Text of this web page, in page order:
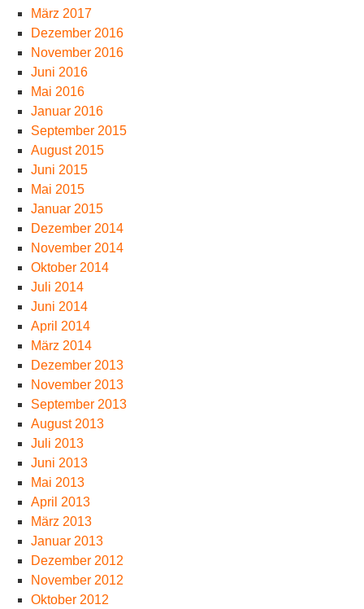
März 2017
Dezember 2016
November 2016
Juni 2016
Mai 2016
Januar 2016
September 2015
August 2015
Juni 2015
Mai 2015
Januar 2015
Dezember 2014
November 2014
Oktober 2014
Juli 2014
Juni 2014
April 2014
März 2014
Dezember 2013
November 2013
September 2013
August 2013
Juli 2013
Juni 2013
Mai 2013
April 2013
März 2013
Januar 2013
Dezember 2012
November 2012
Oktober 2012